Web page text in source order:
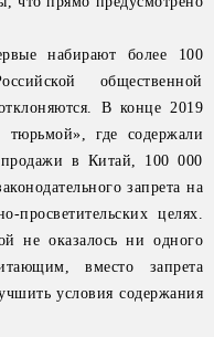
набирают более 100
общественной
В конце 2019
где содержали
в Китай, 100 000
запрета на
целях.
не оказалось ни одного
вместо запрета
условия содержания